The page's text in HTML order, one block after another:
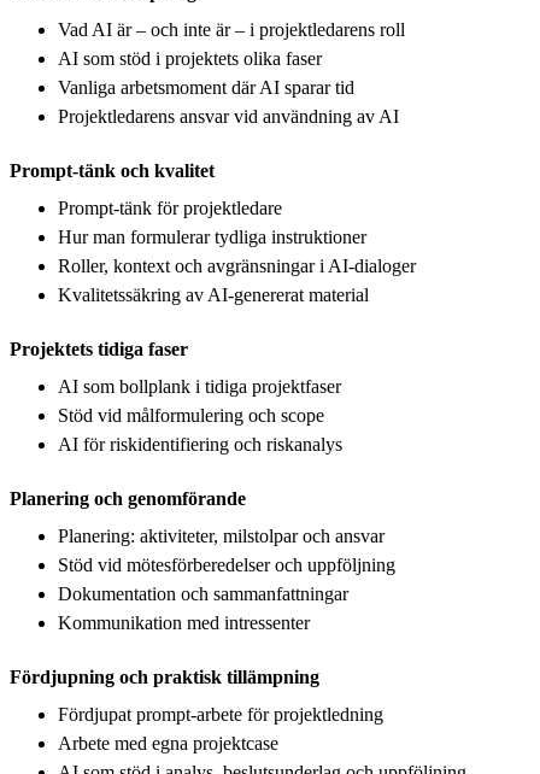
Vad AI är – och inte är – i projektledarens roll
AI som stöd i projektets olika faser
Vanliga arbetsmoment där AI sparar tid
Projektledarens ansvar vid användning av AI
Prompt-tänk och kvalitet
Prompt-tänk för projektledare
Hur man formulerar tydliga instruktioner
Roller, kontext och avgränsningar i AI-dialoger
Kvalitetssäkring av AI-genererat material
Projektets tidiga faser
AI som bollplank i tidiga projektfaser
Stöd vid målformulering och scope
AI för riskidentifiering och riskanalys
Planering och genomförande
Planering: aktiviteter, milstolpar och ansvar
Stöd vid mötesförberedelser och uppföljning
Dokumentation och sammanfattningar
Kommunikation med intressenter
Fördjupning och praktisk tillämpning
Fördjupat prompt-arbete för projektledning
Arbete med egna projektcase